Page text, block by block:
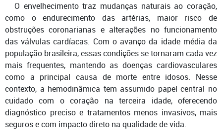
O envelhecimento traz mudanças naturais ao coração,
como o endurecimento das artérias, maior risco de
obstruções coronarianas e alterações no funcionamento
das válvulas cardíacas. Com o avanço da idade média da
população brasileira, essas condições se tornaram cada vez
mais frequentes, mantendo as doenças cardiovasculares
como a principal causa de morte entre idosos. Nesse
contexto, a hemodinâmica tem assumido papel central no
cuidado com o coração na terceira idade, oferecendo
diagnóstico preciso e tratamentos menos invasivos, mais
seguros e com impacto direto na qualidade de vida.